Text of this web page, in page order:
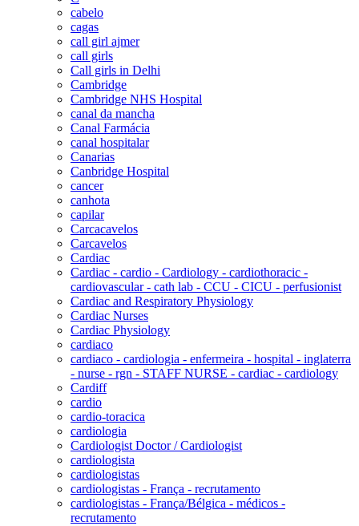
cabelo
cagas
call girl ajmer
call girls
Call girls in Delhi
Cambridge
Cambridge NHS Hospital
canal da mancha
Canal Farmácia
canal hospitalar
Canarias
Canbridge Hospital
cancer
canhota
capilar
Carcacavelos
Carcavelos
Cardiac
Cardiac - cardio - Cardiology - cardiothoracic -
cardiovascular - cath lab - CCU - CICU - perfusionist
Cardiac and Respiratory Physiology
Cardiac Nurses
Cardiac Physiology
cardiaco
cardiaco - cardiologia - enfermeira - hospital - inglaterra
- nurse - rgn - STAFF NURSE - cardiac - cardiology
Cardiff
cardio
cardio-toracica
cardiologia
Cardiologist Doctor / Cardiologist
cardiologista
cardiologistas
cardiologistas - França - recrutamento
cardiologistas - França/Bélgica - médicos -
recrutamento